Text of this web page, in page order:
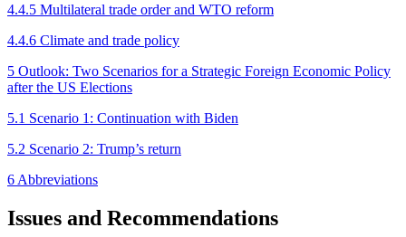
4.4.5 Multilateral trade order and WTO reform
4.4.6 Climate and trade policy
5 Outlook: Two Scenarios for a Strategic Foreign Economic Policy
after the US Elections
5.1 Scenario 1: Continuation with Biden
5.2 Scenario 2: Trump’s return
6 Abbreviations
Issues and Recommendations